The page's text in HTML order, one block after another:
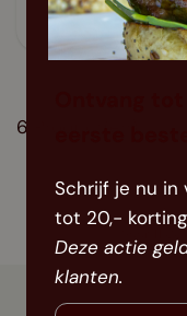
44,99
6
Voor
Schrijf je nu in
tot 20,-
Deze actie
klanten.